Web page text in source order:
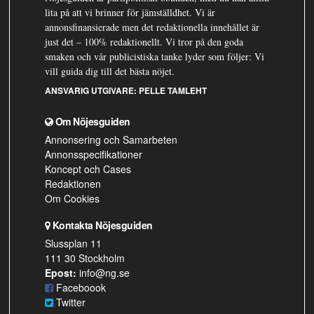
lita på att vi brinner för jämställdhet. Vi är
annonsfinansierade men det redaktionella innehållet är
just det – 100% redaktionellt. Vi tror på den goda
smaken och vår publicistiska tanke lyder som följer: Vi
vill guida dig till det bästa nöjet.
ANSVARIG UTGIVARE: PELLE TAMLEHT
Om Nöjesguiden
Annonsering och Samarbeten
Annonsspecifikationer
Koncept och Cases
Redaktionen
Om Cookies
Kontakta Nöjesguiden
Slussplan 11
111 30 Stockholm
Epost: info@ng.se
Faceboook
Twitter